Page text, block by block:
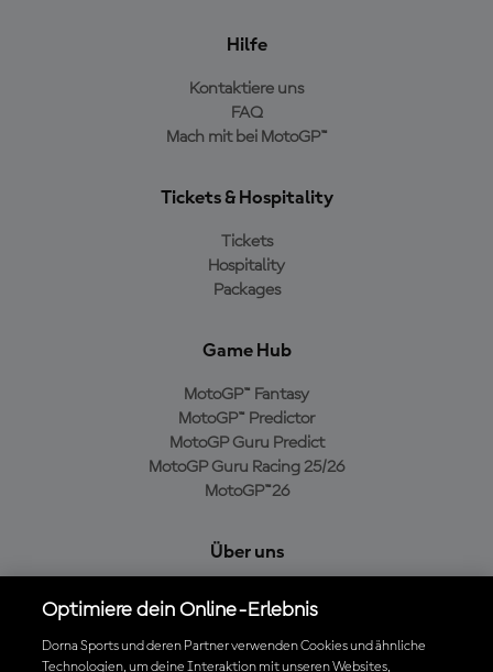
Hilfe
Kontaktiere uns
FAQ
Mach mit bei MotoGP™
Tickets & Hospitality
Tickets
Hospitality
Packages
Game Hub
MotoGP™ Fantasy
MotoGP™ Predictor
MotoGP Guru Predict
MotoGP Guru Racing 25/26
MotoGP™26
Über uns
Cookie-Richtlinien
Geschäftsbedingungen
Optimiere dein Online-Erlebnis
Dorna Sports und deren Partner verwenden Cookies und ähnliche
Technologien, um deine Interaktion mit unseren Websites,